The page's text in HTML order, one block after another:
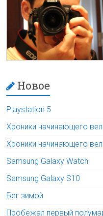
Новое
Playstation 5
Хроники начинающего
Хроники начинающего
Samsung Galaxy Watch
Samsung Galaxy S10
Бег зимой
Пробежал первый